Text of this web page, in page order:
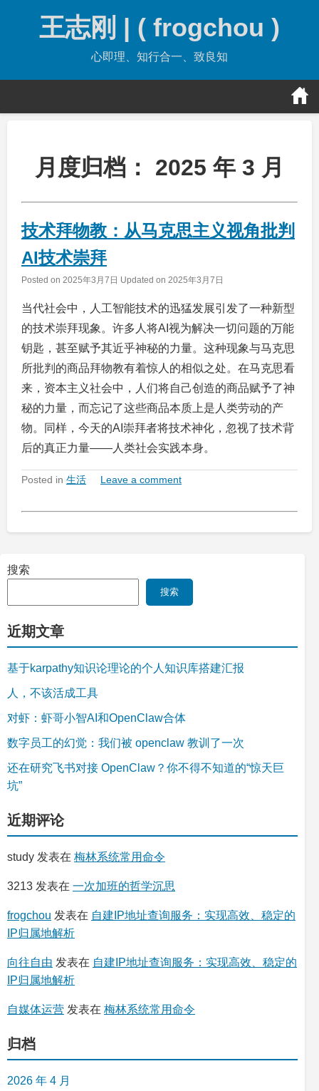
王志刚 | ( frogchou )
心即理、知行合一、致良知
月度归档： 2025 年 3 月
技术拜物教：从马克思主义视角批判
AI技术崇拜
Posted on 2025年3月7日 Updated on 2025年3月7日
当代社会中，人工智能技术的迅猛发展引发了一种新型
的技术崇拜现象。许多人将AI视为解决一切问题的万能
钥匙，甚至赋予其近乎神秘的力量。这种现象与马克思
所批判的商品拜物教有着惊人的相似之处。在马克思看
来，资本主义社会中，人们将自己创造的商品赋予了神
秘的力量，而忘记了这些商品本质上是人类劳动的产
物。同样，今天的AI崇拜者将技术神化，忽视了技术背
后的真正力量——人类社会实践本身。
Posted in 生活 Leave a comment
搜索
搜索
近期文章
基于karpathy知识论理论的个人知识库搭建汇报
人，不该活成工具
对虾：虾哥小智AI和OpenClaw合体
数字员工的幻觉：我们被 openclaw 教训了一次
还在研究飞书对接 OpenClaw？你不得不知道的“惊天巨
坑”
近期评论
study 发表在 梅林系统常用命令
3213 发表在 一次加班的哲学沉思
frogchou 发表在 自建IP地址查询服务：实现高效、稳定的
IP归属地解析
向往自由 发表在 自建IP地址查询服务：实现高效、稳定的
IP归属地解析
自媒体运营 发表在 梅林系统常用命令
归档
2026 年 4 月